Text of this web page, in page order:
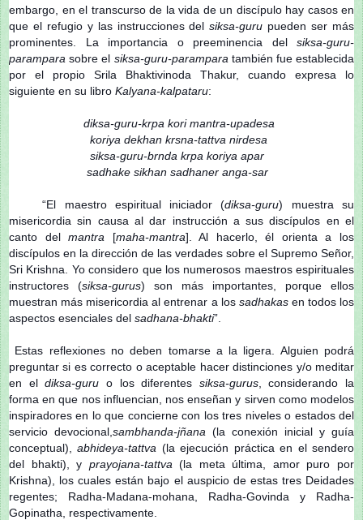
embargo, en el transcurso de la vida de un discípulo hay casos en
que el refugio y las instrucciones delsiksa-guru pueden ser más
prominentes. La importancia o preeminencia del siksa-guru-
parampara sobre el siksa-guru-parampara también fue establecida
por el propio Srila Bhaktivinoda Thakur, cuando expresa lo
siguiente en su libro Kalyana-kalpataru:
diksa-guru-krpa kori mantra-upadesa
koriya dekhan krsna-tattva nirdesa
siksa-guru-brnda krpa koriya apar
sadhake sikhan sadhaner anga-sar
“El maestro espiritual iniciador (diksa-guru) muestra su
misericordia sin causa al dar instrucción a sus discípulos en el
canto delmantra [maha-mantra]. Al hacerlo, él orienta a los
discípulos en la dirección de las verdades sobre el Supremo Señor,
Sri Krishna. Yo considero que los numerosos maestros espirituales
instructores (siksa-gurus) son más importantes, porque ellos
muestran más misericordia al entrenar a los sadhakasen todos los
aspectos esenciales del sadhana-bhakti”.
Estas reflexiones no deben tomarse a la ligera. Alguien podrá
preguntar si es correcto o aceptable hacer distinciones y/o meditar
en eldiksa-guru o los diferentes siksa-gurus, considerando la
forma en que nos influencian, nos enseñan y sirven como modelos
inspiradores en lo que concierne con los tres niveles o estados del
servicio devocional, sambhanda-jñana (la conexión inicial y guía
conceptual),abhideya-tattva (la ejecución práctica en el sendero
del bhakti), y prayojana-tattva (la meta última, amor puro por
Krishna), los cuales están bajo el auspicio de estas tres Deidades
regentes; Radha-Madana-mohana, Radha-Govinda y Radha-
Gopinatha, respectivamente.